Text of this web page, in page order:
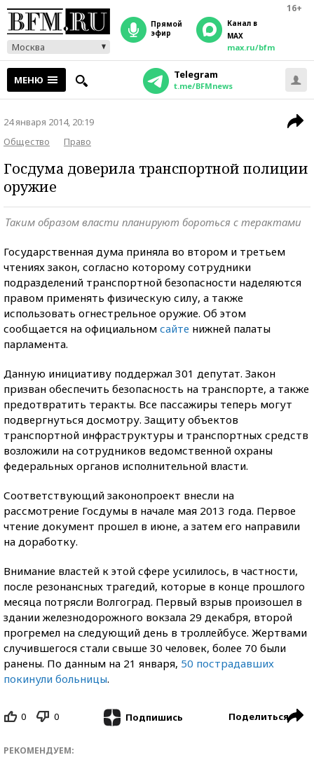
16+
Москва
прямой
эфир
Канал в
MAX
max.ru/bfm
МЕНЮ Telegram
t.me/BFMnews
24 января 2014, 20:19
Общество
Право
Госдума доверила транспортной полиции
оружие
Таким образом власти планируют бороться с терактами
Государственная дума приняла во втором и третьем
чтениях закон, согласно которому сотрудники
подразделений транспортной безопасности наделяются
правом применять физическую силу, а также
использовать огнестрельное оружие. Об этом
сообщается на официальном сайте нижней палаты
парламента.
Данную инициативу поддержал 301 депутат. Закон
призван обеспечить безопасность на транспорте, а также
предотвратить теракты. Все пассажиры теперь могут
подвергнуться досмотру. Защиту объектов
транспортной инфраструктуры и транспортных средств
возложили на сотрудников ведомственной охраны
федеральных органов исполнительной власти.
Соответствующий законопроект внесли на
рассмотрение Госдумы в начале мая 2013 года. Первое
чтение документ прошел в июне, а затем его направили
на доработку.
Внимание властей к этой сфере усилилось, в частности,
после резонансных трагедий, которые в конце прошлого
месяца потрясли Волгоград. Первый взрыв произошел в
здании железнодорожного вокзала 29 декабря, второй
прогремел на следующий день в троллейбусе. Жертвами
случившегося стали свыше 30 человек, более 70 были
ранены. По данным на 21 января, 50 пострадавших
покинули больницы.
0 0 Подпишись Поделиться
РЕКОМЕНДУЕМ: